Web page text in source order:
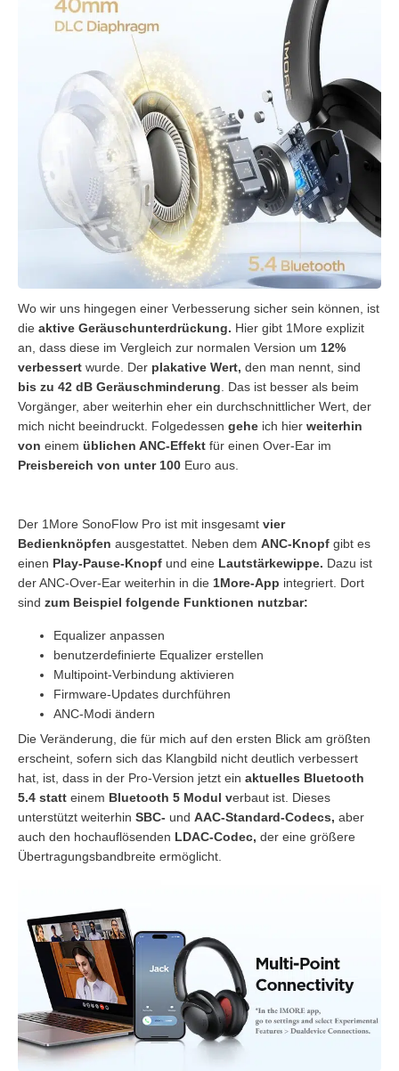
Wo wir uns hingegen einer Verbesserung sicher sein können, ist
die aktive Geräuschunterdrückung. Hier gibt 1More explizit
an, dass diese im Vergleich zur normalen Version um 12%
verbessert wurde. Der plakative Wert, den man nennt, sind
bis zu 42 dB Geräuschminderung . Das ist besser als beim
Vorgänger, aber weiterhin eher ein durchschnittlicher Wert, der
mich nicht beeindruckt. Folgedessen gehe ich hier weiterhin
von einem üblichen ANC-Effekt für einen Over-Ear im
Preisbereich von unter 100 Euro aus.
Der 1More SonoFlow Pro ist mit insgesamt vier
Bedienknöpfen ausgestattet. Neben dem ANC-Knopf gibt es
einen Play-Pause-Knopf und eine Lautstärkewippe. Dazu ist
der ANC-Over-Ear weiterhin in die 1More-App integriert. Dort
sind zum Beispiel folgende Funktionen nutzbar:
Equalizer anpassen
benutzerdefinierte Equalizer erstellen
Multipoint-Verbindung aktivieren
Firmware-Updates durchführen
ANC-Modi ändern
Die Veränderung, die für mich auf den ersten Blick am größten
erscheint, sofern sich das Klangbild nicht deutlich verbessert
hat, ist, dass in der Pro-Version jetzt ein aktuelles Bluetooth
5.4 statt einem Bluetooth 5 Modul verbaut ist. Dieses
unterstützt weiterhin SBC- und AAC-Standard-Codecs, aber
auch den hochauflösenden LDAC-Codec, der eine größere
Übertragungsbandbreite ermöglicht.